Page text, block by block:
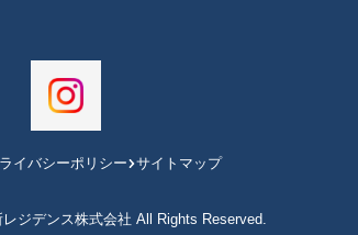
イバシーポリシー サイトマップ
ジデンス株式会社 All Rights Reserved.